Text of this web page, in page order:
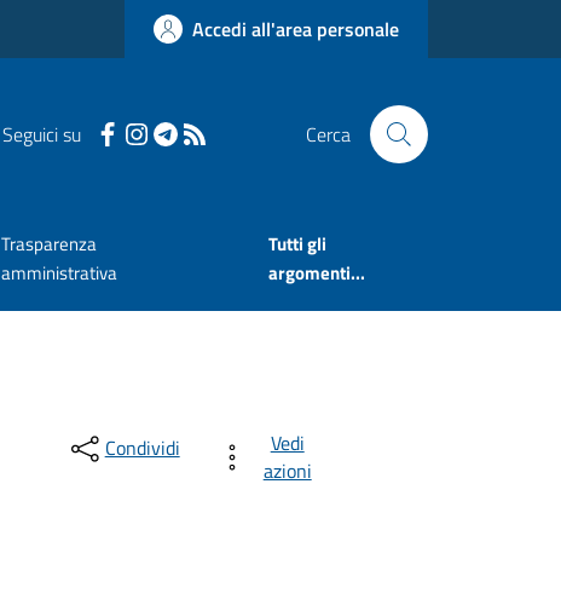
Accedi all'area personale
Seguici su Cerca
Trasparenza
amministrativa
Tutti gli
argomenti...
Condividi
Vedi
azioni